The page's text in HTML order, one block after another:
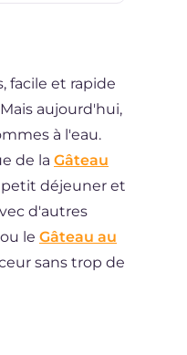
facile et rapide
aujourd'hui,
à l'eau.
de la Gâteau
déjeuner et
d'autres
ou le Gâteau au
sans trop de